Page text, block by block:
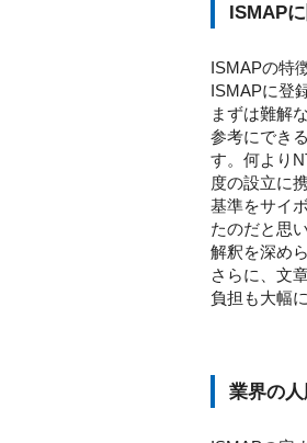
ISMAP
ISMAPの特
ISMAPに登
まずは難解
参考にでき
す。何より
度の設立に
基準をサイ
たのだと思
解釈を深め
さらに、文
負担も大幅
業界の